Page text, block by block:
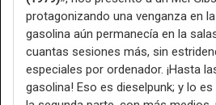
protagonizando una venganza en
gasolina aún permanecía en la
cuantas sesiones más, sin
especiales por ordenador. ¡Hasta
gasolina! Eso es dieselpunk; y lo